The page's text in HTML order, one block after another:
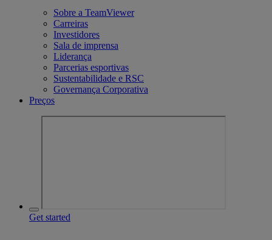
Sobre a TeamViewer
Carreiras
Investidores
Sala de imprensa
Liderança
Parcerias esportivas
Sustentabilidade e RSC
Governança Corporativa
Preços
Get started